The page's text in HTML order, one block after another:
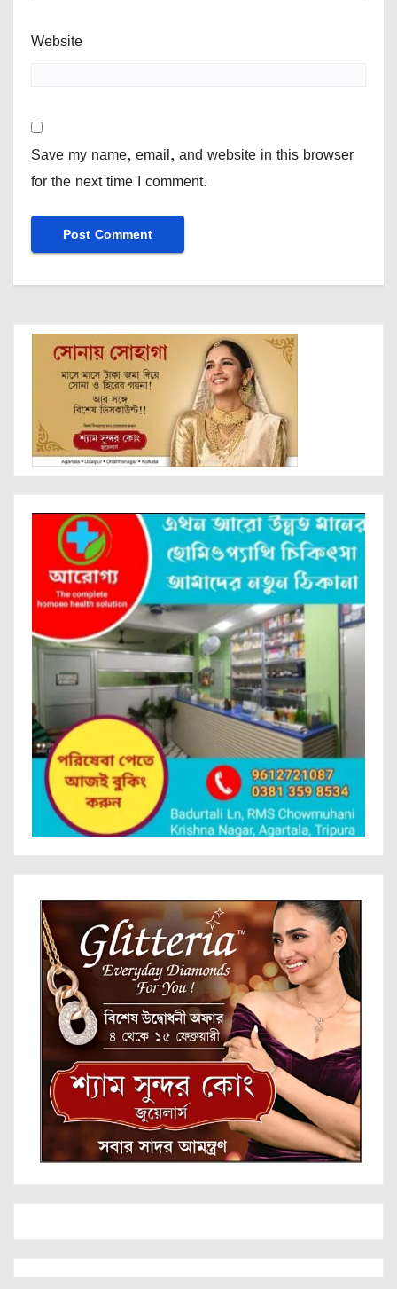
Website
Save my name, email, and website in this browser
for the next time I comment.